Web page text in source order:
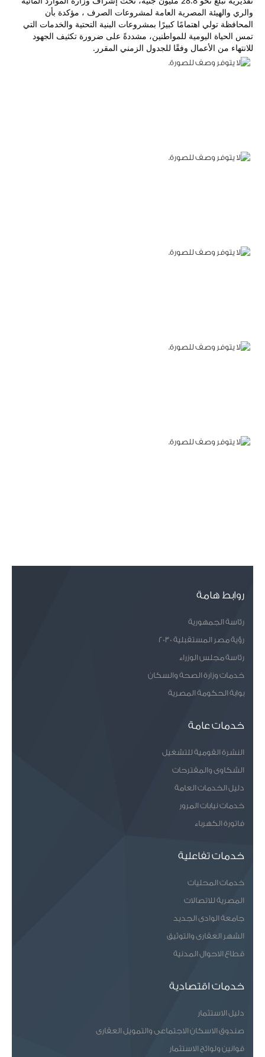
للانتهاء من الأعمال وفقًا للجدول الزمني المقرر.
روابط هامة
رئاسة الجمهورية
رؤية مصر المستقبلية 2030
رئاسة مجلس الوزراء
خدمات وزارة الصحة والسكان
بوابة الحكومة المصرية
خدمات عامة
النشرة القومية للتشغيل
الشكاوى والمقترحات
دليل الخدمات العامة
خدمات نيابات المرور
فاتورة الكهرباء
خدمات تفاعلية
خدمات المحليات
المصرية للاتصالات
جامعة الوادى الجديد
الشهر العقارى والتوثيق
قطاع الاحوال المدنية
خدمات اقتصادية
دليل الاستثمار
صندوق الاسكان الاجتماعى والتمويل العقارى
قوانين ولوائح الاستثمار